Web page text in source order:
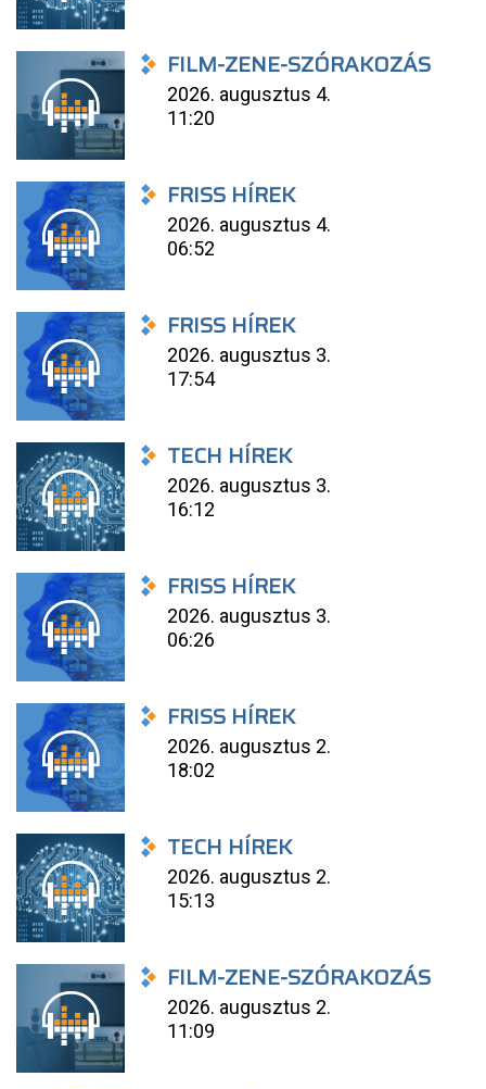
FILM-ZENE-SZÓRAKOZÁS
2026. augusztus 4.
11:20
FRISS HÍREK
2026. augusztus 4.
06:52
FRISS HÍREK
2026. augusztus 3.
17:54
TECH HÍREK
2026. augusztus 3.
16:12
FRISS HÍREK
2026. augusztus 3.
06:26
FRISS HÍREK
2026. augusztus 2.
18:02
TECH HÍREK
2026. augusztus 2.
15:13
FILM-ZENE-SZÓRAKOZÁS
2026. augusztus 2.
11:09